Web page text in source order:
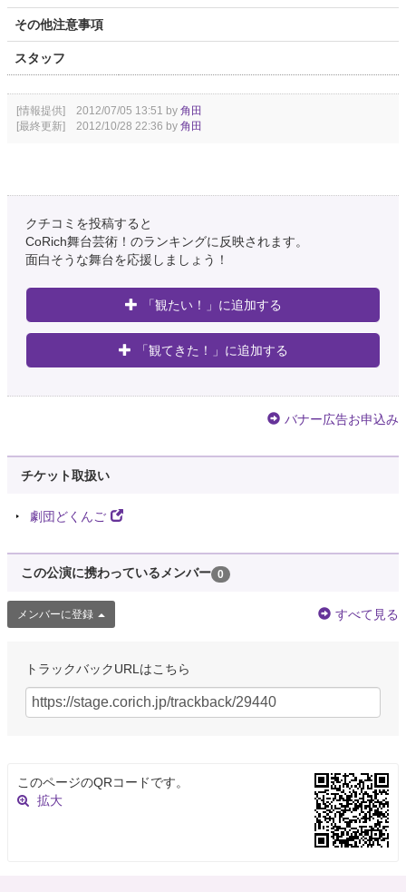
その他注意事項
スタッフ
[情報提供] 2012/07/05 13:51 by 角田
[最終更新] 2012/10/28 22:36 by 角田
クチコミを投稿すると
CoRich舞台芸術！のランキングに反映されます。
面白そうな舞台を応援しましょう！
「観たい！」に追加する
「観てきた！」に追加する
バナー広告お申込み
チケット取扱い
劇団どくんご
この公演に携わっているメンバー 0
メンバーに登録 すべて見る
トラックバックURLはこちら
このページのQRコードです。
拡大